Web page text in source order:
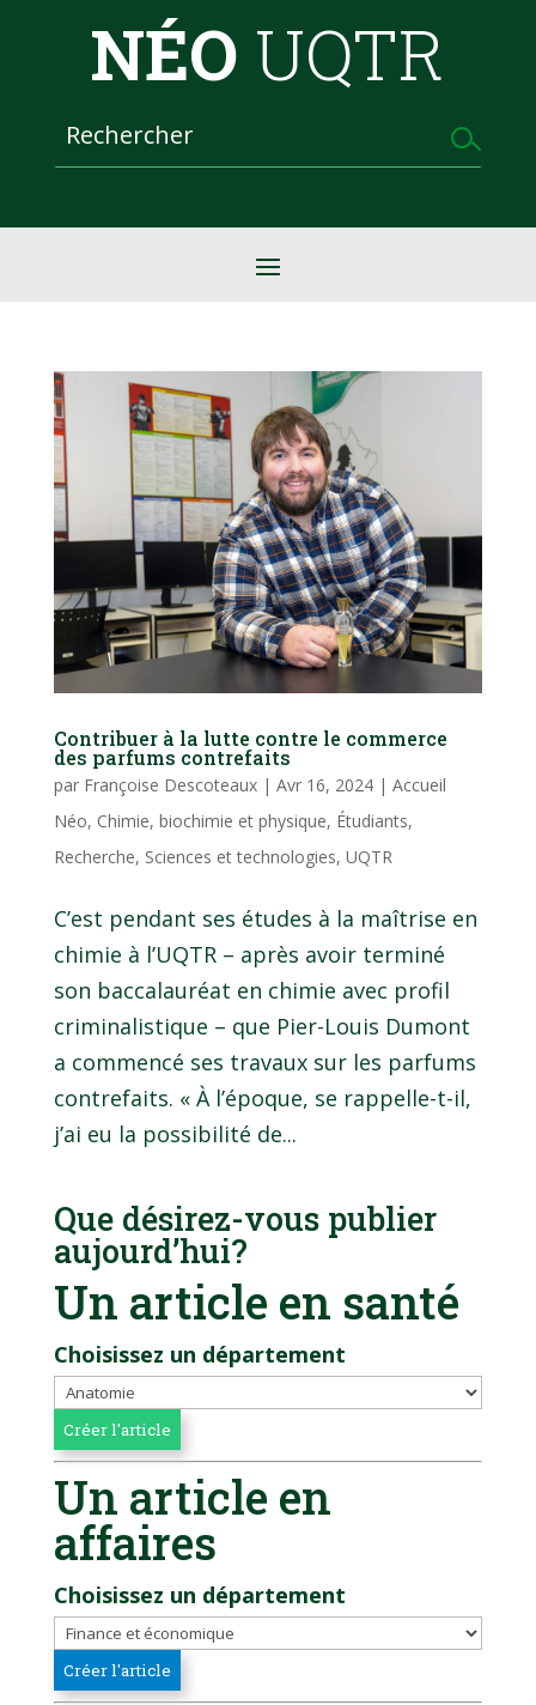
NÉO UQTR
Contribuer à la lutte contre le commerce
des parfums contrefaits
par Françoise Descoteaux| Avr 16, 2024| Accueil
Néo, Chimie, biochimie et physique, Étudiants,
Recherche, Sciences et technologies, UQTR
C’est pendant ses études à la maîtrise en
chimie à l’UQTR – après avoir terminé
son baccalauréat en chimie avec profil
criminalistique – que Pier-Louis Dumont
a commencé ses travaux sur les parfums
contrefaits. « À l’époque, se rappelle-t-il,
j’ai eu la possibilité de...
Que désirez-vous publier
aujourd’hui?
Un article en santé
Choisissez un département
Un article en
affaires
Choisissez un département